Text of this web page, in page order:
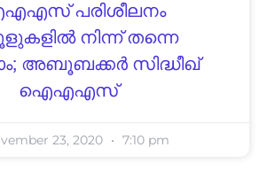
പരിശീലനം
നിന്ന് തന്നെ
അബൂബക്കര്‍ സിദ്ധീഖ്
ഐഎഎസ്
23, 2020 7:10 pm